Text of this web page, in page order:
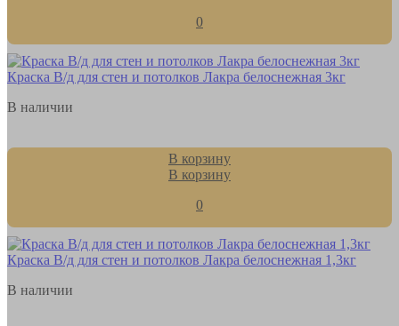
0
Краска В/д для стен и потолков Лакра белоснежная 3кг
В наличии
В корзину
В корзину
0
Краска В/д для стен и потолков Лакра белоснежная 1,3кг
В наличии